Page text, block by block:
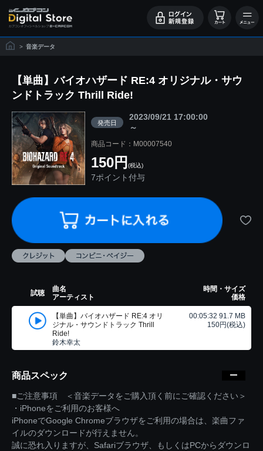
> 音楽データ
【単曲】バイオハザード RE:4 オリジナル・サウ
ンドトラック Thrill Ride!
発売日
2023/09/21 17:00:00
～
商品コード：M00007540
150円 (税込)
7ポイント付与
試聴
曲名
アーティスト
時間・サイズ
価格
【単曲】バイオハザード RE:4 オリ
ジナル・サウンドトラック Thrill
Ride!
鈴木幸太
00:05:32 91.7 MB
150円(税込)
商品スペック
■ご注意事項 ＜音楽データをご購入頂く前にご確認ください＞
・iPhoneをご利用のお客様へ
iPhoneでGoogle Chromeブラウザをご利用の場合は、楽曲ファ
イルのダウンロードが行えません。
誠に恐れ入りますが、Safariブラウザ、もしくはPCからダウンロ